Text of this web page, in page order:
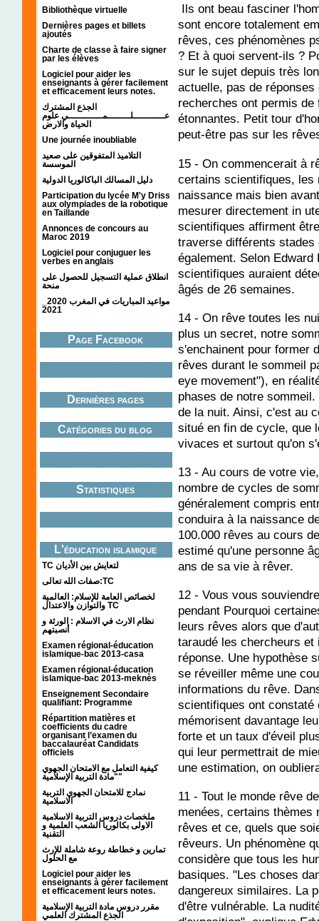
Bibliothèque virtuelle
Dernières pages et billets
ajoutés
Charte de classe à faire signer
par les élèves
Logiciel pour aider les
enseignants à gérer facilement
et efficacement leurs notes.
الجذع المشترك
عـــــــــــلــــــــمــــــــــــي علوم
الحياة والارض
Une journée inoubliable
التلاميذ المتفوقين على صعيد
الموسسة
دليل المسالك الباكالوريا الدولية
Participation du lycée M'y Driss
aux olympiades de la robotique
en Taillande
Annonces de concours au
Maroc 2019
Logiciel pour conjuguer les
verbes en anglais
انطلاق عملية التسجيل للحصول على
منحة
2021
Page Facebook
Dernières pages
Catégories du blog
Statistiques
L'éducation islamique
TC لتعايش بين الأديان
صفات الله تعالى:TC
لخصائص العامة للإسلام: العالمية
والتوازن والاعتدال TC
نظام الارث في الاسلام : الورثة و
أنصبتهم
Examen régional-éducation
islamique-bac 2013-casa
Examen régional-éducation
islamique-bac 2013-meknès
Enseignement Secondaire
qualifiant: Programme
Répartition matières et
coefficients du cadre
organisant l’examen du
baccalauréat Candidats
officiels
كيفية التعامل مع الامتحان الجهوي
"مادة التربية الإسلامية"
نمادج للامتحان الجهوي التربية
الاسلامية
ملخصات دروس التربية الاسلامية
الاولى بكالوريا الشعب العلمية و
التقنية
تمارين و خطاطة روعة شاملة للإرث
مع الحلول
Logiciel pour aider les
enseignants à gérer facilement
et efficacement leurs notes.
مقرر دروس مادة التربية الإسلامية
الجذع المشترك العلمي
Ils ont beau fasciner
sont encore totalement
rêves, ces phénomènes
? Et à quoi servent-ils ?
sur le sujet depuis très
actuelle, pas de
recherches ont permis
étonnantes. Petit tour
peut-être pas sur les
15 - On commencerait à
certains scientifiques, les
naissance mais bien
mesurer directement in
scientifiques affirment
traverse différents
également. Selon
scientifiques auraient
âgés de 26 semaines.
14 - On rêve toutes les
plus un secret, notre
s'enchainent pour former
rêves durant le sommeil
eye movement"), en
phases de notre
de la nuit. Ainsi, c'est au
situé en fin de cycle, que
vivaces et surtout qu'on
13 - Au cours de votre
nombre de cycles de
généralement compris
conduira à la naissance
100.000 rêves au cours
estimé qu'une personne
ans de sa vie à rêver.
12 - Vous vous
pendant Pourquoi
leurs rêves alors que
taraudé les chercheurs
réponse. Une hypothèse
se réveiller même une
informations du rêve.
scientifiques ont
mémorisent davantage
forte et un taux d'éveil
qui leur permettrait de
une estimation, on
11 - Tout le monde rêve
menées, certains thèmes
rêves et ce, quels que
rêveurs. Un phénomène
considère que tous les
basiques. "Les choses
dangereux similaires. La
d'être vulnérable. La